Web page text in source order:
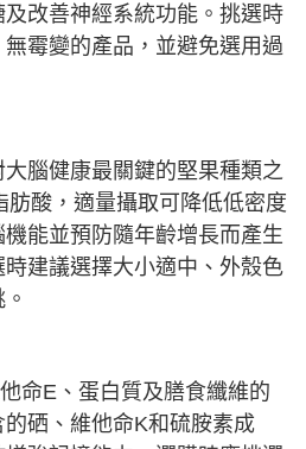
改善神經系統功能。挑選時
霉變的產品，並避免選用過
腦健康最關鍵的堅果種類之
肪酸，適量攝取可降低低密度
能並預防隨年齡增長而產生
建議選擇大小適中、外殼色
命E、蛋白質及膳食纖維的
硒、維他命K和硫胺素成